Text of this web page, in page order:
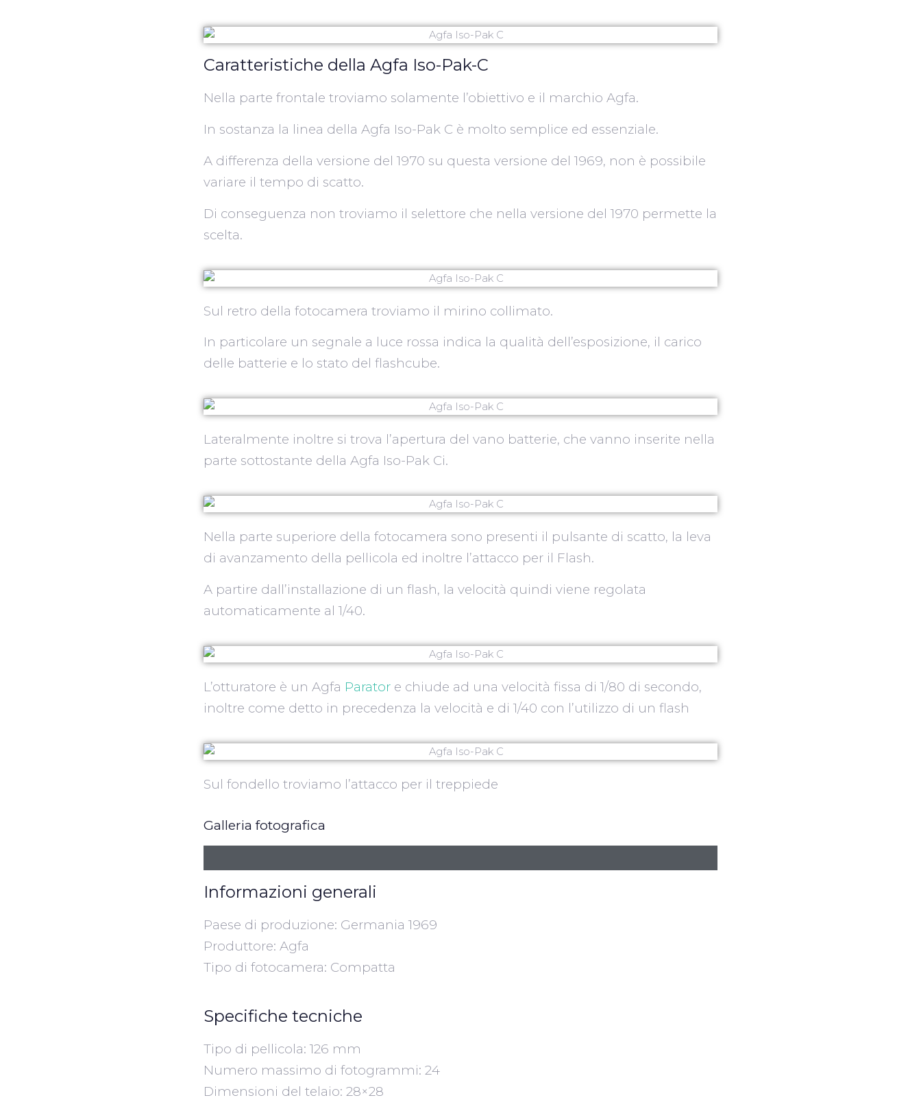
Caratteristiche della Agfa Iso-Pak-C
Nella parte frontale troviamo solamente l’obiettivo e il marchio Agfa.
In sostanza la linea della Agfa Iso-Pak C è molto semplice ed essenziale.
A differenza della versione del 1970 su questa versione del 1969, non è possibile
variare il tempo di scatto.
Di conseguenza non troviamo il selettore che nella versione del 1970 permette la
scelta.
Sul retro della fotocamera troviamo il mirino collimato.
In particolare un segnale a luce rossa indica la qualità dell’esposizione, il carico
delle batterie e lo stato del flashcube.
Lateralmente inoltre si trova l’apertura del vano batterie, che vanno inserite nella
parte sottostante della Agfa Iso-Pak Ci.
Nella parte superiore della fotocamera sono presenti il pulsante di scatto, la leva
di avanzamento della pellicola ed inoltre l’attacco per il Flash.
A partire dall’installazione di un flash, la velocità quindi viene regolata
automaticamente al 1/40.
L’otturatore è un Agfa Parator e chiude ad una velocità fissa di 1/80 di secondo,
inoltre come detto in precedenza la velocità e di 1/40 con l’utilizzo di un flash
Sul fondello troviamo l’attacco per il treppiede
Galleria fotografica
Informazioni generali
Paese di produzione: Germania 1969
Produttore: Agfa
Tipo di fotocamera: Compatta
Specifiche tecniche
Tipo di pellicola: 126 mm
Numero massimo di fotogrammi: 24
Dimensioni del telaio: 28×28